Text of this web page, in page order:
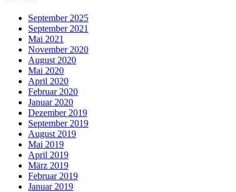
September 2025
September 2021
Mai 2021
November 2020
August 2020
Mai 2020
April 2020
Februar 2020
Januar 2020
Dezember 2019
September 2019
August 2019
Mai 2019
April 2019
März 2019
Februar 2019
Januar 2019